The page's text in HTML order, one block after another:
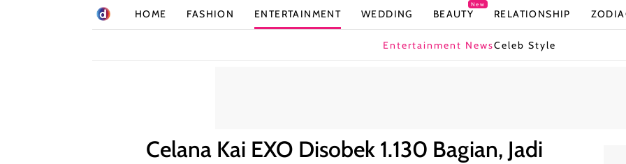
HOME FASHION ENTERTAINMENT WEDDING BEAUTY
New
RELATIONSHIP
Entertainment NewsCeleb Style
Celana Kai EXO Disobek 1.130 Bagian, Jadi